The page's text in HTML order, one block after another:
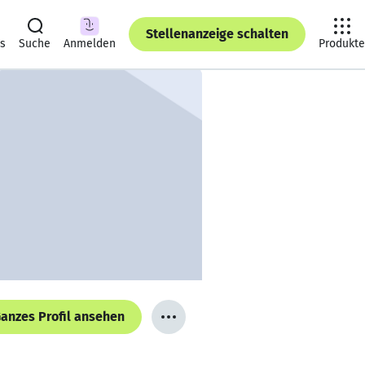
Suche Anmelden
Stellenanzeige schalten
Produkte
Profil ansehen